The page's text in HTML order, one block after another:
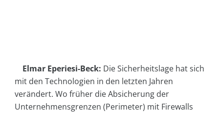
Elmar Eperiesi-Beck: Die Sicherheitslage hat sich
mit den Technologien in den letzten Jahren
verändert. Wo früher die Absicherung der
Unternehmensgrenzen (Perimeter) mit Firewalls